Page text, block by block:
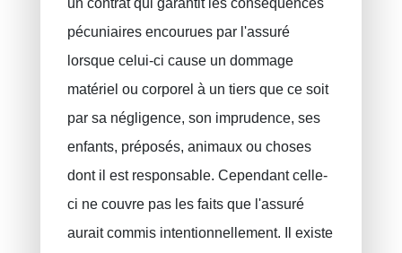
un contrat qui garantit les conséquences
pécuniaires encourues par l'assuré
lorsque celui-ci cause un dommage
matériel ou corporel à un tiers que ce soit
par sa négligence, son imprudence, ses
enfants, préposés, animaux ou choses
dont il est responsable. Cependant celle-
ci ne couvre pas les faits que l'assuré
aurait commis intentionnellement. Il existe
RC Exploitation / RC Professionnel
Accident de travail
Assurance décennale
Protection juridique
PLCI pour les indépendants